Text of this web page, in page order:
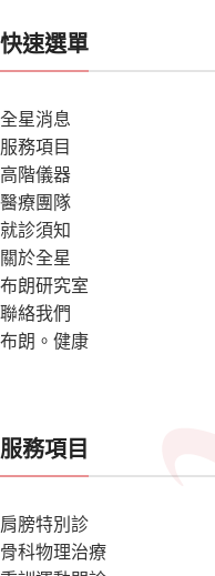
快速選單
全星消息
服務項目
高階儀器
醫療團隊
就診須知
關於全星
布朗研究室
聯絡我們
布朗。健康
服務項目
肩膀特別診
骨科物理治療